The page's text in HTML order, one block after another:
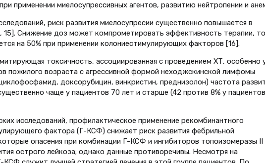
применении миелосупрессивных агентов, развитию нейтропении и
риск развития миелосупресии существенно повышается в
15]. Снижение доз может компрометировать эффективность терапии,
на 50% при применении колониестимулирующих факторов [16].
токсичность, ассоциированная с проведением ХТ, особенно
пожилого возраста с агрессивной формой неходжскинской лимфомы
доксорубицин, винкристин, преднизолон) частота
чаще у пациентов 70 лет и старше (42 против 8% у
исследований, профилактическое применение рекомбинантного
фактора (Г-КСФ) снижает риск развития фебрильной
опасения при комбинации Г-КСФ и ингибиторов топоизомеразы II
острого лейкоза; однако данные противоречивы. Несмотря на